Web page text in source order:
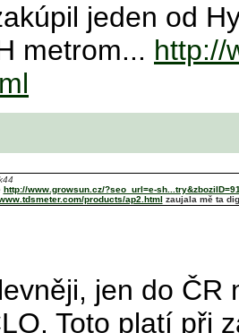
jeden od
metrom... http://
http://www.growsun.cz/?seo_url=e-
products/ap2.html zaujala mě ta
jen do
Toto platí při